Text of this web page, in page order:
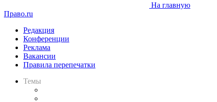
На главную
Право.ru
Редакция
Конференции
Реклама
Вакансии
Правила перепечатки
Темы